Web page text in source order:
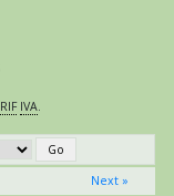
RIF IVA
Next »